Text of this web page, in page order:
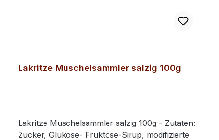
Lakritze Muschelsammler salzig 100g
Lakritze Muschelsammler salzig 100g - Zutaten:
Zucker, Glukose- Fruktose-Sirup, modifizierte